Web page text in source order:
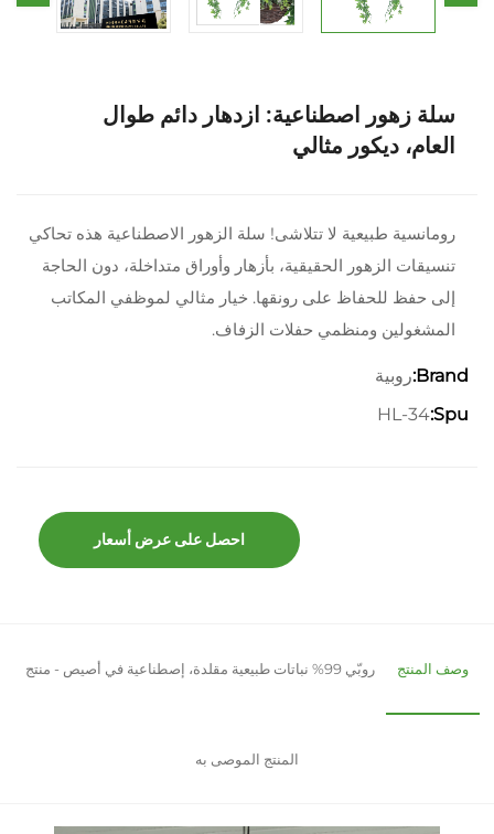
سلة زهور اصطناعية: ازدهار دائم طوال
العام، ديكور مثالي
رومانسية طبيعية لا تتلاشى! سلة الزهور الاصطناعية هذه تحاكي
تنسيقات الزهور الحقيقية، بأزهار وأوراق متداخلة، دون الحاجة
إلى حفظ للحفاظ على رونقها. خيار مثالي لموظفي المكاتب
المشغولين ومنظمي حفلات الزفاف.
Brand: روبية
Spu:
HL-34
احصل على عرض أسعار
وصف المنتج روبّي 99% نباتات طبيعية مقلدة، إصطناعية في أصيص - منتج
المنتج الموصى به